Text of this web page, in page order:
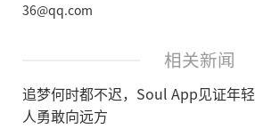
36@qq.com
相关新闻
追梦何时都不迟，Soul App见证年轻
人勇敢向远方